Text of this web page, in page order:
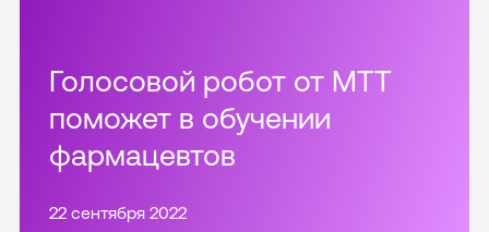
Telecom платформа
Все продукты
Внедрение и настройка CRM
Сопровождение CRM
Все интеграции
Акции
22 сентября 2022
Голосовой робот от МТТ
поможет в обучении
фармацевтов